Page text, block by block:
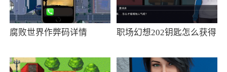
输出，被容易克制
人族→铁骑：光环肉，接近大肉，有群体+3
兽族→狂兽人：开局强势兵种，加冲锋易拿
腐败世界作弊码详情 职场幻想202钥匙怎么获得